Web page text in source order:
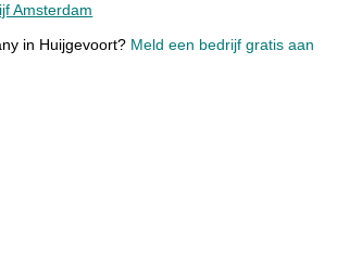
Amsterdam
in Huijgevoort? Meld een bedrijf gratis aan